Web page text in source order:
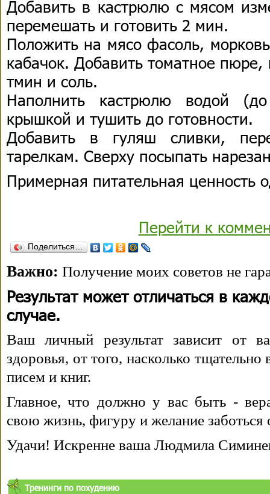
Добавить в кастрюлю с мясом
перемешать и готовить 2 мин.
Положить на мясо фасоль,
кабачок. Добавить томатное
тмин и соль.
Наполнить кастрюлю водой
крышкой и тушить до готовности.
Добавить в гуляш сливки,
тарелкам. Сверху посыпать
Примерная питательная ценность
Перейти к
Поделиться…
Важно: Получение моих советов не
Результат может отличаться в
случае.
Ваш личный результат зависит от
здоровья, от того, насколько
писем и книг.
Главное, что должно у вас быть -
свою жизнь, фигуру и желание заботься
Удачи! Искренне ваша Людмила
Тренинги по похудению